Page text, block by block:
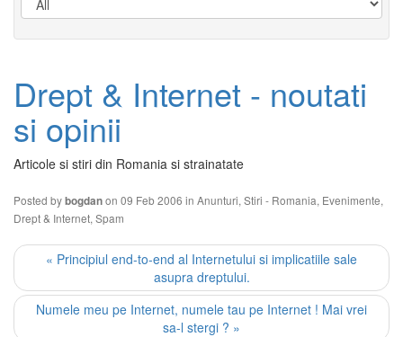
Drept & Internet - noutati
si opinii
Articole si stiri din Romania si strainatate
Posted bybogdanon 09 Feb 2006 in Anunturi, Stiri - Romania, Evenimente,
Drept & Internet, Spam
« Principiul end-to-end al Internetului si implicatiile sale
asupra dreptului.
Numele meu pe Internet, numele tau pe Internet ! Mai vrei
sa-l stergi ? »